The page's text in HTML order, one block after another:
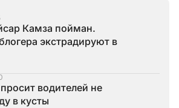
Камза пойман.
экстрадируют в
водителей не
в кусты